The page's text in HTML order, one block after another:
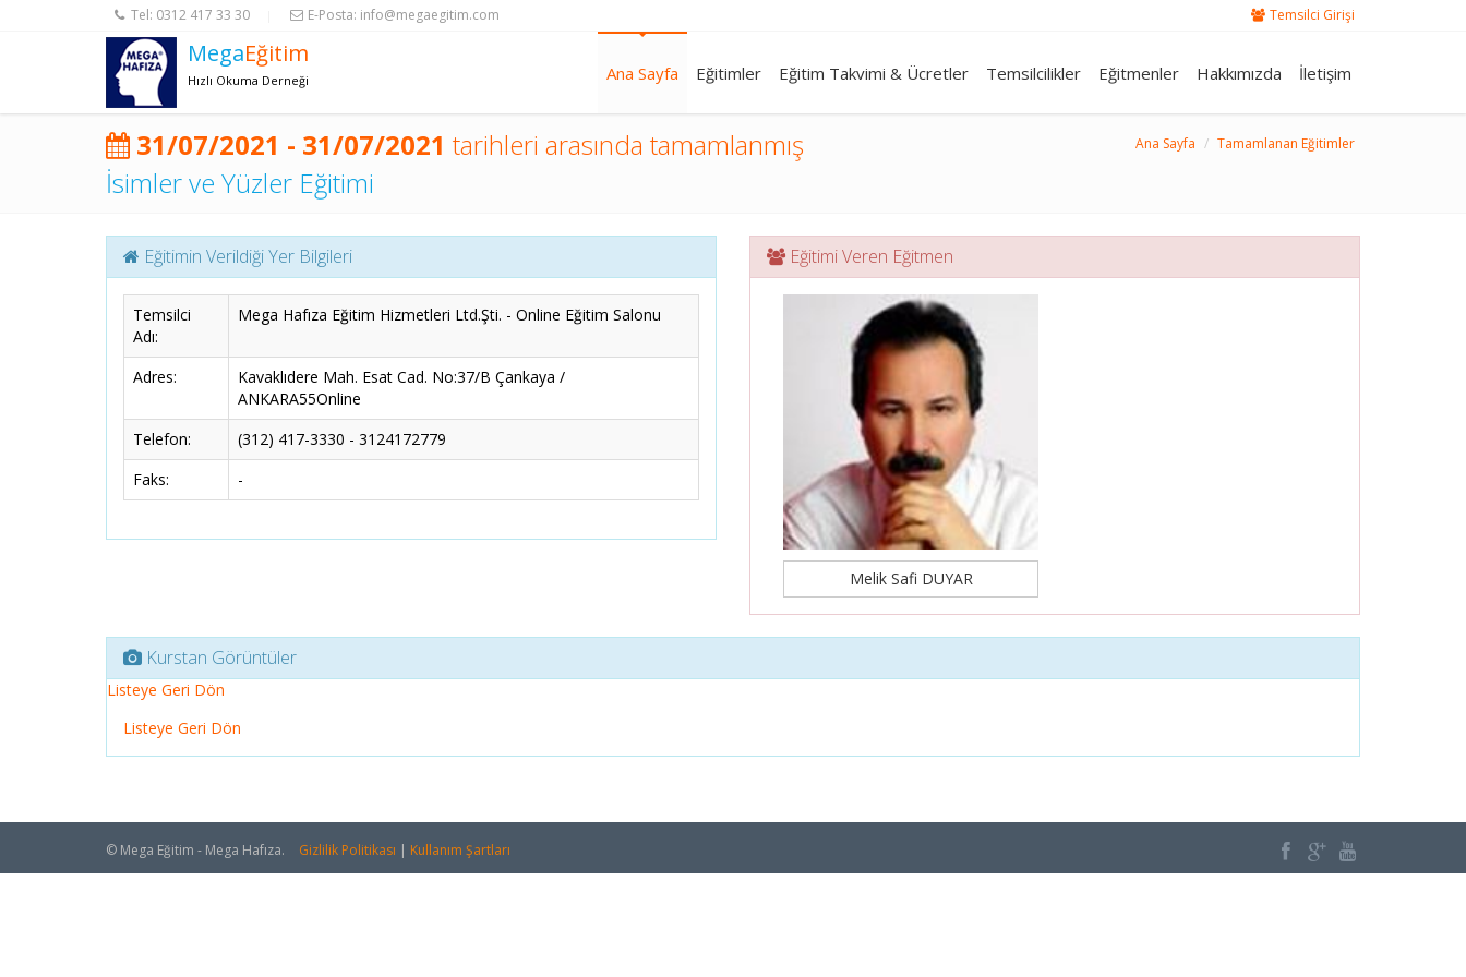
Tel: 0312 417 33 30 E-Posta: info@megaegitim.com Temsilci Girişi
MegaEğitim
Hızlı Okuma Derneği Ana Sayfa Eğitimler Eğitim Takvimi & Ücretler Temsilcilikler Eğitmenler Hakkımızda İletişim
31/07/2021 - 31/07/2021 tarihleri arasında tamamlanmış
İsimler ve Yüzler Eğitimi
Ana Sayfa Tamamlanan Eğitimler
Eğitimin Verildiği Yer Bilgileri
Temsilci
Adı:
Mega Hafıza Eğitim Hizmetleri Ltd.Şti. - Online Eğitim Salonu
Adres:
Kavaklıdere Mah. Esat Cad. No:37/B Çankaya /
ANKARA55Online
Telefon:
(312) 417-3330 - 3124172779
Faks:
-
Eğitimi Veren Eğitmen
Melik Safi DUYAR
Kurstan Görüntüler
Listeye Geri Dön
Listeye Geri Dön
© Mega Eğitim - Mega Hafıza. Gizlilik Politikası | Kullanım Şartları